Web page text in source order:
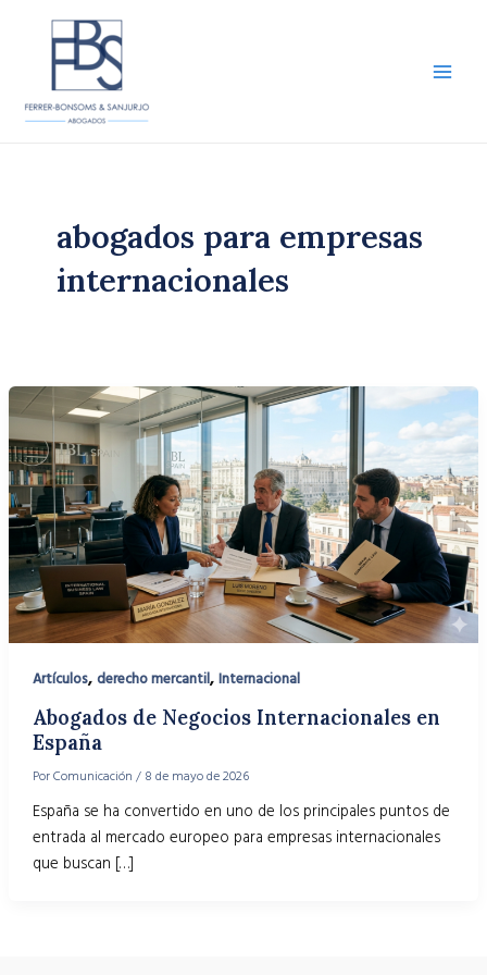
contenido
abogados para empresas
internacionales
Artículos, derecho mercantil, Internacional
Abogados de Negocios Internacionales en
España
PorComunicación / 8 de mayo de 2026
España se ha convertido en uno de los principales puntos de
entrada al mercado europeo para empresas internacionales
que buscan […]